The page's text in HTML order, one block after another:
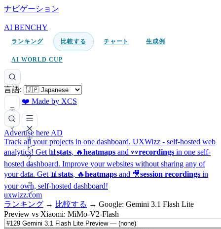
ナビゲーション
AI BENCHY
ランキング 比較する チャート 生成例
AI WORLD CUP
言語:
テ
ー
マ
❤️ Made by XCS
ナ
ビ
ゲ
ー
シ
ョ
ン
Advertise here AD
Track all your projects in one dashboard. UXWizz - self-hosted web
analytics! Get 📊 stats, 🔥heatmaps and 👀recordings in one self-
hosted dashboard. Improve your websites without sharing any of
your data. Get 📊 stats, 🔥heatmaps and 🎥session recordings in
your own, self-hosted dashboard!
uxwizz.com
ランキング → 比較する → Google: Gemini 3.1 Flash Lite
Preview vs Xiaomi: MiMo-V2-Flash